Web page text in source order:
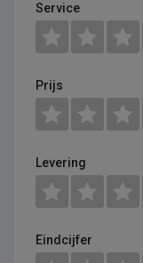
Service
Prijs
Levering
Eindcijfer